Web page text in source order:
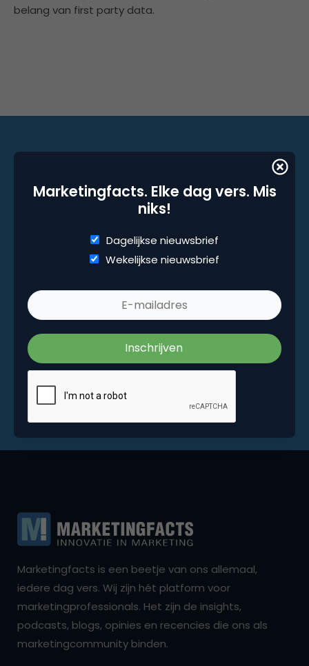
belang van first party data.
Marketingfacts. Elke dag vers. Mis
niks!
Dagelijkse nieuwsbrief
Wekelijkse nieuwsbrief
Marketingfacts. Elke dag vers. Mis niks!
Dagelijkse nieuwsbrief
Marketingfacts is een beetje van ons allemaal,
iedere dag vers. Wij zijn hét platform voor
marketingprofessionals. Het zijn de insights,
podcasts, blogs, opinies en recencies die ons als
marketingcommunity binden.